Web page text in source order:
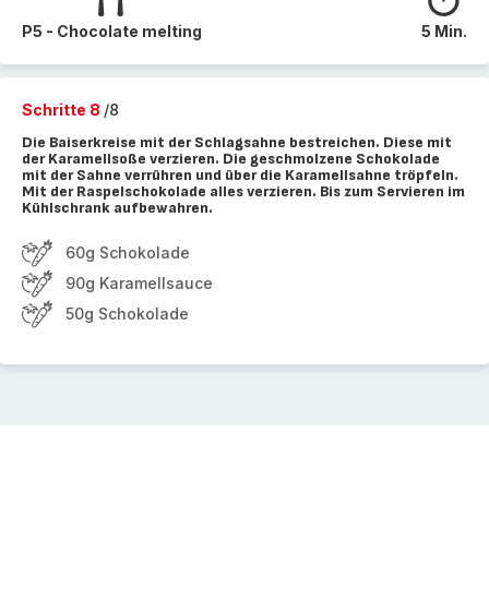
P5 - Chocolate melting 5 Min.
Schritte 8 /8
Die Baiserkreise mit der Schlagsahne bestreichen. Diese mit
der Karamellsoße verzieren. Die geschmolzene Schokolade
mit der Sahne verrühren und über die Karamellsahne tröpfeln.
Mit der Raspelschokolade alles verzieren. Bis zum Servieren im
Kühlschrank aufbewahren.
60g Schokolade
90g Karamellsauce
50g Schokolade